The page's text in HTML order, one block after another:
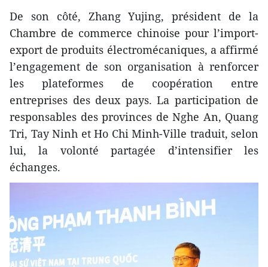
De son côté, Zhang Yujing, président de la
Chambre de commerce chinoise pour l’import-
export de produits électromécaniques, a affirmé
l’engagement de son organisation à renforcer
les plateformes de coopération entre
entreprises des deux pays. La participation de
responsables des provinces de Nghe An, Quang
Tri, Tay Ninh et Ho Chi Minh-Ville traduit, selon
lui, la volonté partagée d’intensifier les
échanges.